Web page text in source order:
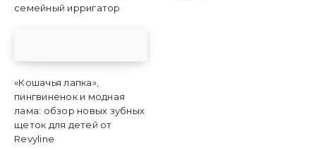
семейный ирригатор
«Кошачья лапка»,
пингвиненок и модная
лама: обзор новых зубных
щеток для детей от
Revyline